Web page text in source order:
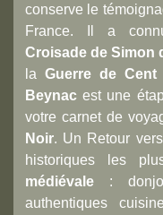
conserve le
France. Il a
Croisade de Simon
la Guerre de Cent
Beynacest une
votre carnet de
Noir. Un Retour
historiques les
médiévale:
authentiques